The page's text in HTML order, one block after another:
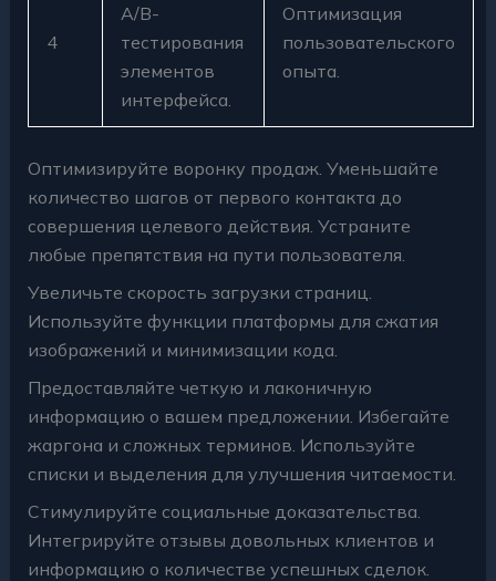
4
A/B-
тестирования
элементов
интерфейса.
Оптимизация
пользовательского
опыта.
Оптимизируйте воронку продаж. Уменьшайте
количество шагов от первого контакта до
совершения целевого действия. Устраните
любые препятствия на пути пользователя.
Увеличьте скорость загрузки страниц.
Используйте функции платформы для сжатия
изображений и минимизации кода.
Предоставляйте четкую и лаконичную
информацию о вашем предложении. Избегайте
жаргона и сложных терминов. Используйте
списки и выделения для улучшения читаемости.
Стимулируйте социальные доказательства.
Интегрируйте отзывы довольных клиентов и
информацию о количестве успешных сделок.